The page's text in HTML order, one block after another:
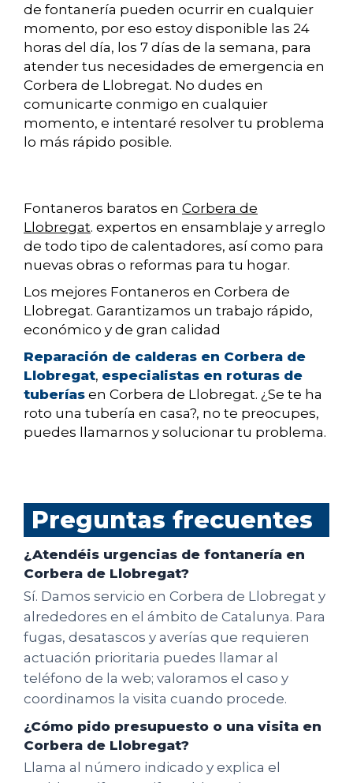
de fontanería pueden ocurrir en cualquier
momento, por eso estoy disponible las 24
horas del día, los 7 días de la semana, para
atender tus necesidades de emergencia en
Corbera de Llobregat. No dudes en
comunicarte conmigo en cualquier
momento, e intentaré resolver tu problema
lo más rápido posible.
Fontaneros baratos en Corbera de
Llobregat. expertos en ensamblaje y arreglo
de todo tipo de calentadores, así como para
nuevas obras o reformas para tu hogar.
Los mejores Fontaneros en Corbera de
Llobregat. Garantizamos un trabajo rápido,
económico y de gran calidad
Reparación de calderas en Corbera de
Llobregat, especialistas en roturas de
tuberías en Corbera de Llobregat. ¿Se te ha
roto una tubería en casa?, no te preocupes,
puedes llamarnos y solucionar tu problema.
Preguntas frecuentes
¿Atendéis urgencias de fontanería en
Corbera de Llobregat?
Sí. Damos servicio en Corbera de Llobregat y
alrededores en el ámbito de Catalunya. Para
fugas, desatascos y averías que requieren
actuación prioritaria puedes llamar al
teléfono de la web; valoramos el caso y
coordinamos la visita cuando procede.
¿Cómo pido presupuesto o una visita en
Corbera de Llobregat?
Llama al número indicado y explica el